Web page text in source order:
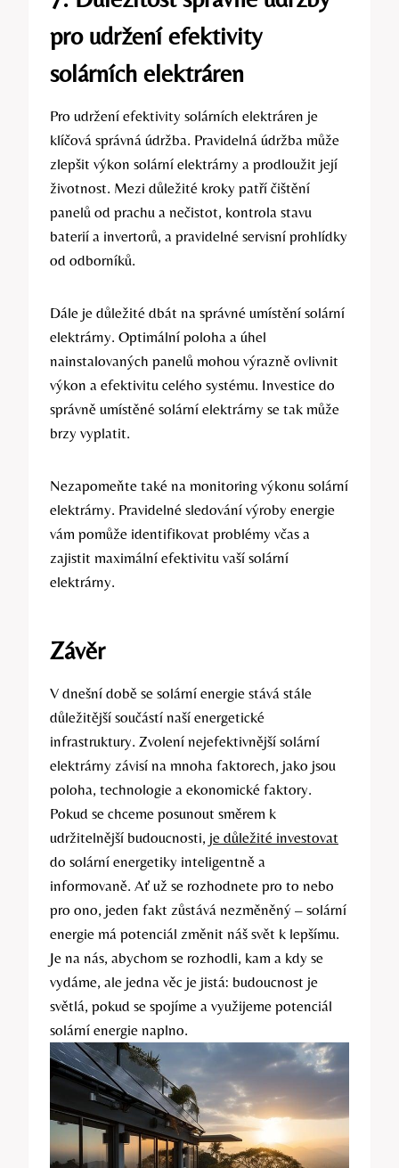
pro udržení efektivity
solárních elektráren
Pro udržení efektivity solárních elektráren je
klíčová správná údržba. Pravidelná údržba může
zlepšit výkon solární elektrárny a prodloužit její
životnost. Mezi důležité kroky patří čištění
panelů od prachu a nečistot, kontrola stavu
baterií a invertorů, a pravidelné servisní prohlídky
od odborníků.
Dále je důležité dbát na správné umístění solární
elektrárny. Optimální poloha a úhel
nainstalovaných panelů mohou výrazně ovlivnit
výkon a efektivitu celého systému. Investice do
správně umístěné solární elektrárny se tak může
brzy vyplatit.
Nezapomeňte také na monitoring výkonu solární
elektrárny. Pravidelné sledování výroby energie
vám pomůže identifikovat problémy včas a
zajistit maximální efektivitu vaší solární
elektrárny.
Závěr
V dnešní době se solární energie stává stále
důležitější součástí naší energetické
infrastruktury. Zvolení nejefektivnější solární
elektrárny závisí na mnoha faktorech, jako jsou
poloha, technologie a ekonomické faktory.
Pokud se chceme posunout směrem k
udržitelnější budoucnosti, je důležité investovat
do solární energetiky inteligentně a
informovaně. Ať už se rozhodnete pro to nebo
pro ono, jeden fakt zůstává nezměněný – solární
energie má potenciál změnit náš svět k lepšímu.
Je na nás, abychom se rozhodli, kam a kdy se
vydáme, ale jedna věc je jistá: budoucnost je
světlá, pokud se spojíme a využijeme potenciál
solární energie naplno.